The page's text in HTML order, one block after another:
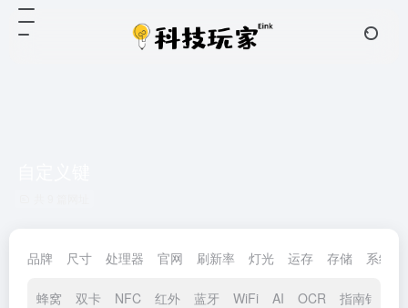
品牌 尺寸 处理器 官网 刷新率 灯光 运存 存储 系统
蜂窝 双卡 NFC 红外 蓝牙 WiFi AI OCR 指南针